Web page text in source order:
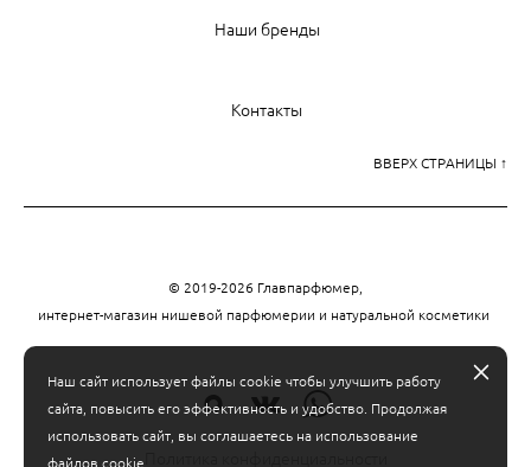
Наши бренды
Контакты
ВВЕРХ СТРАНИЦЫ ↑
© 2019-2026 Главпарфюмер,
интернет-магазин нишевой парфюмерии и натуральной косметики
Наш сайт использует файлы cookie чтобы улучшить работу
сайта, повысить его эффективность и удобство. Продолжая
использовать сайт, вы соглашаетесь на использование
файлов cookie.